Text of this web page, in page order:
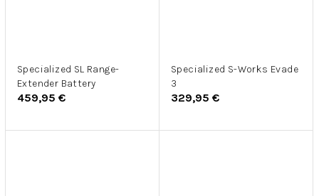
Specialized SL Range-
Extender Battery
459,95 €
Specialized S-Works Evade
3
329,95 €